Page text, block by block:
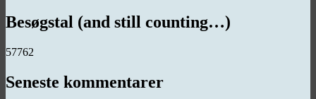
Besøgstal (and still counting…)
57762
Seneste kommentarer